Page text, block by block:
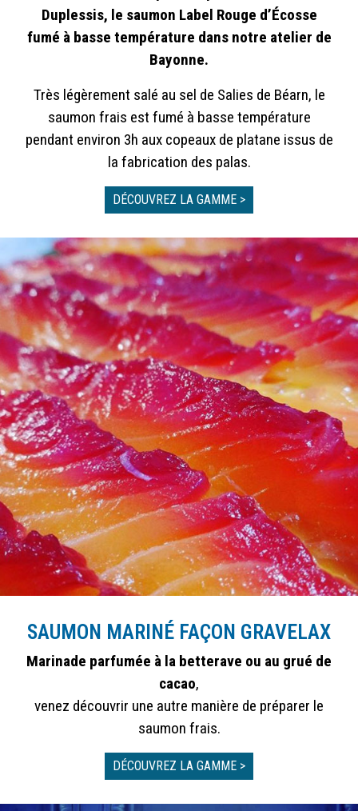
Duplessis, le saumon Label Rouge d’Écosse
fumé à basse température dans notre atelier de
Bayonne.
Très légèrement salé au sel de Salies de Béarn, le
saumon frais est fumé à basse température
pendant environ 3h aux copeaux de platane issus de
la fabrication des palas.
DÉCOUVREZ LA GAMME >
SAUMON MARINÉ FAÇON GRAVELAX
Marinade parfumée à la betterave ou au grué de
cacao,
venez découvrir une autre manière de préparer le
saumon frais.
DÉCOUVREZ LA GAMME >